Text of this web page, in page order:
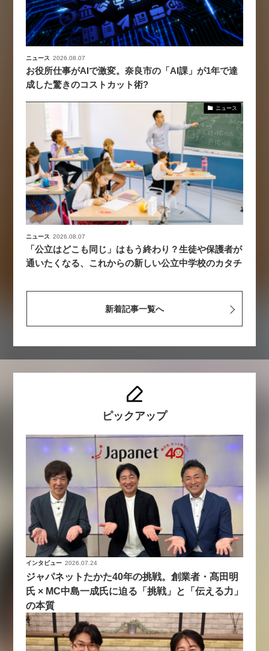
ニュース 2026.08.07
お役所仕事がAIで激変。奈良市の「AI課」が1年で達
成した驚きのコストカット術?
ニュース
ニュース 2026.08.07
「公立はどこも同じ」はもう終わり？生徒や保護者が
通いたくなる、これからの新しい公立中学校のカタチ
新着記事一覧へ
ピックアップ
インタビュー 2026.07.24
ジャパネットたかた40年の挑戦。創業者・髙田明
氏 × MC中島一成氏に迫る「挑戦」と「伝える力」
の本質